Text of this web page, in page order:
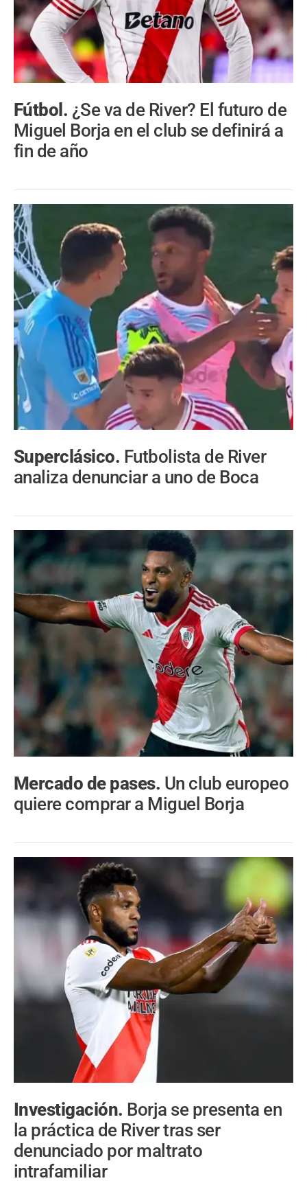
Fútbol. ¿Se va de River? El futuro de
Miguel Borja en el club se definirá a
fin de año
Superclásico. Futbolista de River
analiza denunciar a uno de Boca
Mercado de pases. Un club europeo
quiere comprar a Miguel Borja
Investigación. Borja se presenta en
la práctica de River tras ser
denunciado por maltrato
intrafamiliar